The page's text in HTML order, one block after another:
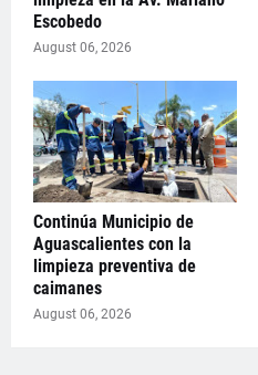
Escobedo
August 06, 2026
Continúa Municipio de
Aguascalientes con la
limpieza preventiva de
caimanes
August 06, 2026